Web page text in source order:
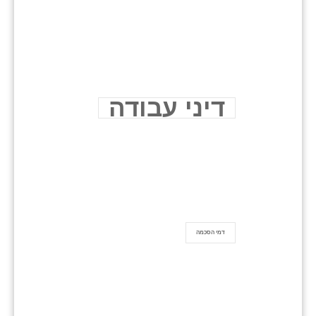
דיני עבודה
דמי הסכמה